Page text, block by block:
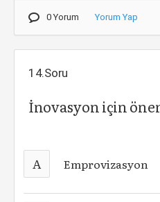
0 Yorum Yorum Yap
14.Soru
İnovasyon için
A Emprovizasyon